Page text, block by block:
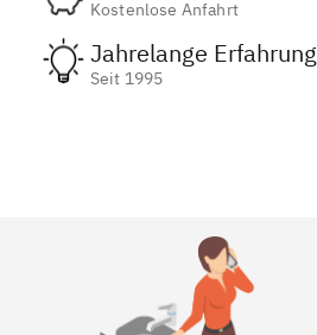
Kostenlose Anfahrt
Jahrelange Erfahrung
Seit 1995